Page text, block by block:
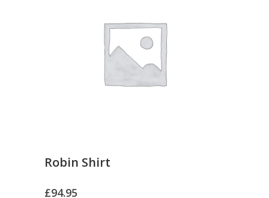
Robin Shirt
£94.95